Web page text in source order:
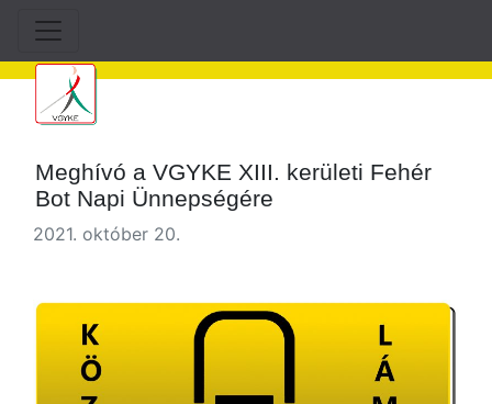
Meghívó a VGYKE XIII. kerületi Fehér
Bot Napi Ünnepségére
2021. október 20.